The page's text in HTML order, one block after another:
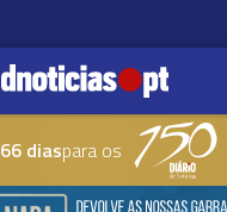
66 diaspara os